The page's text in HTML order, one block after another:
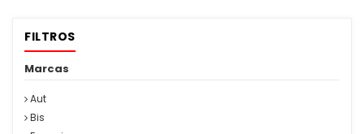
FILTROS
Marcas
Aut
Bis